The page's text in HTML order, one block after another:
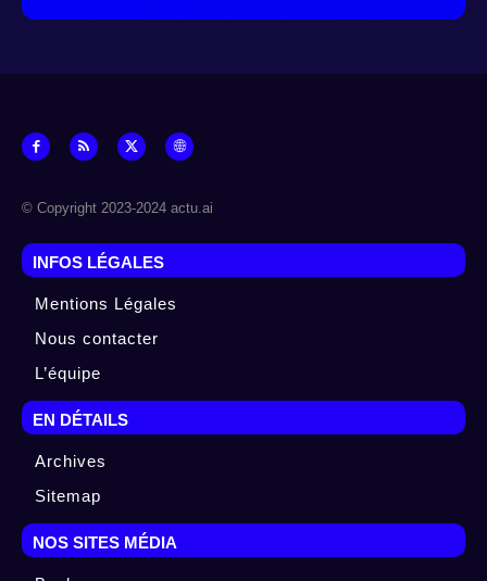
© Copyright 2023-2024 actu.ai
INFOS LÉGALES
Mentions Légales
Nous contacter
L’équipe
EN DÉTAILS
Archives
Sitemap
NOS SITES MÉDIA